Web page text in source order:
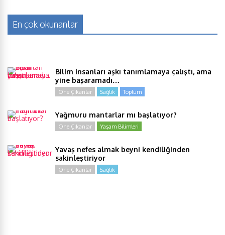
En çok okunanlar
Bilim insanları aşkı tanımlamaya çalıştı, ama
yine başaramadı…
Öne Çıkanlar Sağlık Toplum
Yağmuru mantarlar mı başlatıyor?
Öne Çıkanlar Yaşam Bilimleri
Yavaş nefes almak beyni kendiliğinden
sakinleştiriyor
Öne Çıkanlar Sağlık